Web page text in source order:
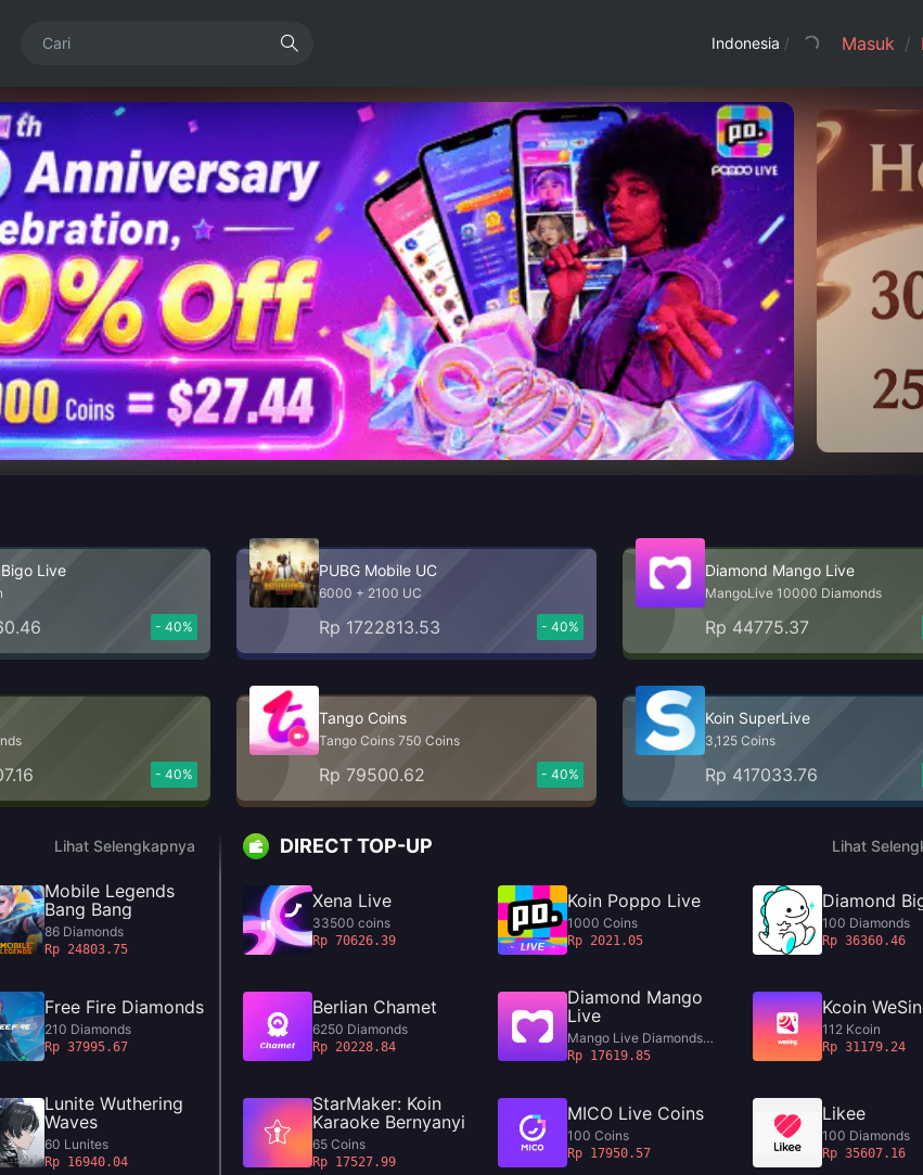
Indonesia / Masuk /
2016
Live
- 40%
PUBG Mobile UC
6000 + 2100 UC
Rp 1722813.53 - 40%
Diamond Mango Live
MangoLive 10000 Diamonds
Rp 44775.37
- 40%
Tango Coins
Tango Coins 750 Coins
Rp 79500.62 - 40%
Koin SuperLive
3,125 Coins
Rp 417033.76
Lihat Selengkapnya
Mobile Legends
Bang Bang
86 Diamonds
Rp 24803.75
Free Fire Diamonds
210 Diamonds
Rp 37995.67
Lunite Wuthering
Waves
60 Lunites
Rp 16940.04
DIRECT TOP-UP Lihat
Xena Live
33500 coins
Rp 70626.39
Koin Poppo Live
1000 Coins
Rp 2021.05
Diamond
100 Diamonds
Rp 36360.46
Berlian Chamet
6250 Diamonds
Rp 20228.84
Diamond Mango
Live
Mango Live Diamonds
3690 Diamonds
Rp 17619.85
Kcoin
112 Kcoin
Rp 31179.24
StarMaker: Koin
Karaoke Bernyanyi
65 Coins
Rp 17527.99
MICO Live Coins
100 Coins
Rp 17950.57
Likee
100 Diamonds
Rp 35607.16